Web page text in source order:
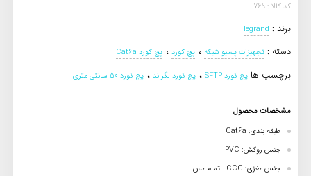
کد کالا : 769
برند : legrand
دسته : تجهیزات پسیو شبکه ، پچ کورد ، پچ کورد Cat6a
برچسب ها پچ کورد SFTP ، پچ کورد لگراند ، پچ کورد 50 سانتی متری
مشخصات محصول
طبقه بندی: Cat6a
جنس روکش: PVC
جنس مغزی: CCC - تمام مس